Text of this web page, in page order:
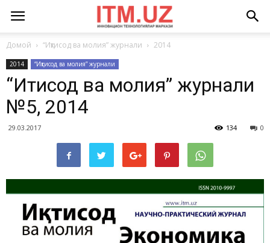
Домой “Иқтисод ва молия” журнали 2014
2014 “Иқтисод ва молия” журнали
“Иқтисод ва молия” журнали
№5, 2014
29.03.2017 0
134